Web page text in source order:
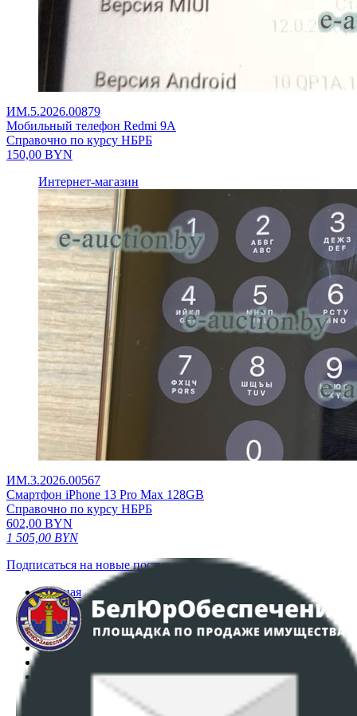
ИМ.5.2026.00879
Мобильный телефон Redmi 9A
Справочно по курсу НБРБ
150,00 BYN
Интернет-магазин
ИМ.3.2026.00567
Смартфон iPhone 13 Pro Max 128GB
Справочно по курсу НБРБ
602,00 BYN
1 505,00 BYN
Подписаться на новые поступления
Главная
Аукционы
Интернет-магазин
Регламент организации и проведения торгов
Политика в отношении обработки персональных
ПОЛОЖЕНИЕ О ПОЛИТИКЕ ОБРАБОТКИ COOKIE-